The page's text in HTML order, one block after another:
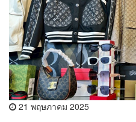
21 พฤษภาคม 2025